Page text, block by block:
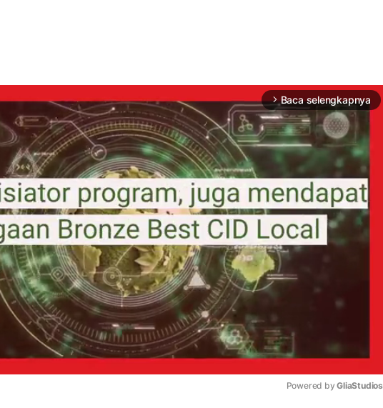
arrow_forward_ios Baca selengkapnya
Powered by GliaStudios